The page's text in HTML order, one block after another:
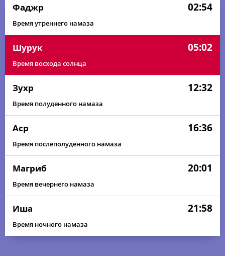
Фаджр 02:54
Время утреннего намаза
Шурук 05:02
Время восхода солнца
Зухр 12:32
Время полуденного намаза
Аср 16:36
Время послеполуденного намаза
Магриб 20:01
Время вечернего намаза
Иша 21:58
Время ночного намаза